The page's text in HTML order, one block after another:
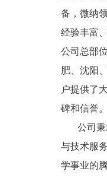
备，微纳
经验丰富
公司总部
肥、沈阳
户提供了
碑和信誉。
公司秉
与技术服
学事业的